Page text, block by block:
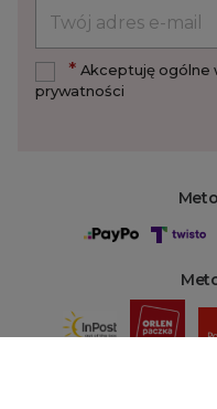
*Akceptuję ogólne
prywatności